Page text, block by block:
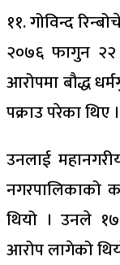
११. गोविन्द
२०७६ फागुन २२
आरोपमा बौद्ध
पक्राउ परेका थिए ।
उनलाई
नगरपालिकाको
थियो । उनले १७
आरोप लागेको